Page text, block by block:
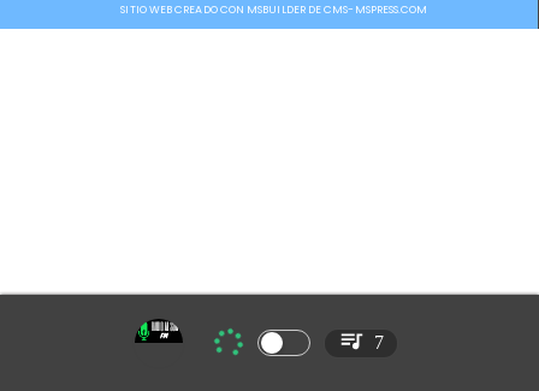
SITIO WEB CREADO CON MSBUILDER DE CMS-MSPRESS.COM
7